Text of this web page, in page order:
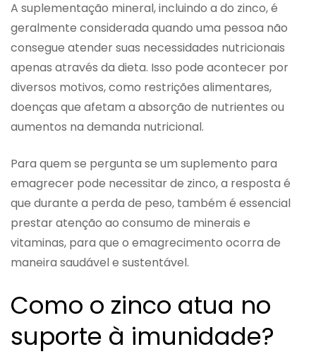
A suplementação mineral, incluindo a do zinco, é
geralmente considerada quando uma pessoa não
consegue atender suas necessidades nutricionais
apenas através da dieta. Isso pode acontecer por
diversos motivos, como restrições alimentares,
doenças que afetam a absorção de nutrientes ou
aumentos na demanda nutricional.
Para quem se pergunta se um suplemento para
emagrecer pode necessitar de zinco, a resposta é
que durante a perda de peso, também é essencial
prestar atenção ao consumo de minerais e
vitaminas, para que o emagrecimento ocorra de
maneira saudável e sustentável.
Como o zinco atua no
suporte à imunidade?